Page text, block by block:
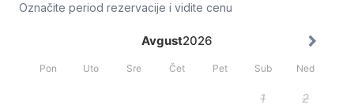
Označite period rezervacije i vidite cenu